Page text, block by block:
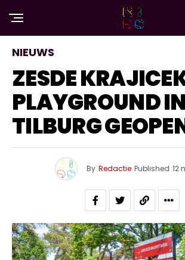
NIEUWS
ZESDE
PLAYGROUND IN
TILBURG
By Redactie Published 12